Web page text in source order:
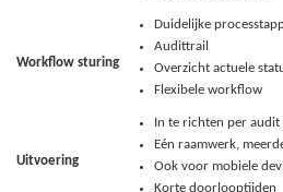
Workflow sturing
Duidelijke
Audittrail
Overzicht actuele
Flexibele workflow
Uitvoering
In te richten per audit
Eén raamwerk,
Ook voor mobiele
Korte doorlooptijden